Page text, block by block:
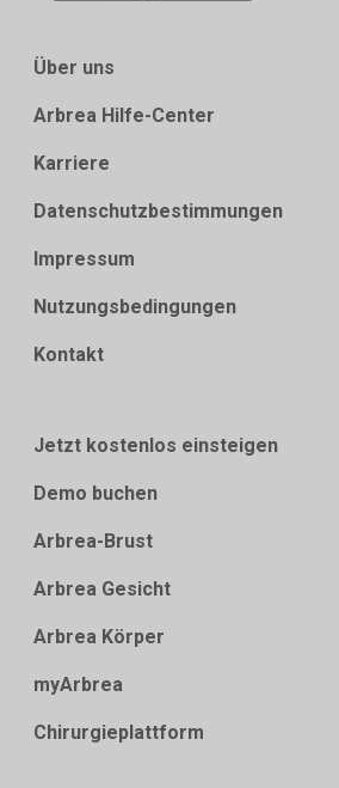
Über uns
Arbrea Hilfe-Center
Karriere
Datenschutzbestimmungen
Impressum
Nutzungsbedingungen
Kontakt
Jetzt kostenlos einsteigen
Demo buchen
Arbrea-Brust
Arbrea Gesicht
Arbrea Körper
myArbrea
Chirurgieplattform